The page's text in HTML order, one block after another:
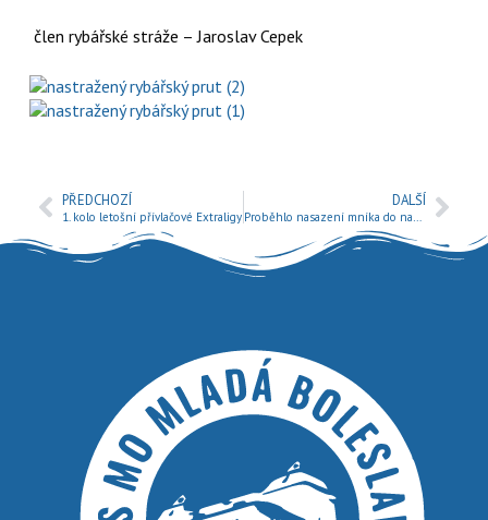
člen rybářské stráže – Jaroslav Cepek
PŘEDCHOZÍ
1. kolo letošní přívlačové Extraligy
DALŠÍ
Proběhlo nasazení mníka do našich revírů